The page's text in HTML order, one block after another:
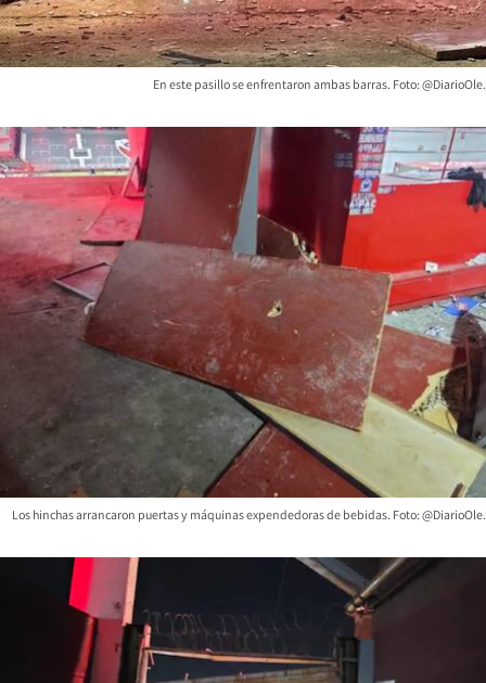
En este pasillo se enfrentaron ambas barras. Foto: @DiarioOle.
Los hinchas arrancaron puertas y máquinas expendedoras de bebidas. Foto: @DiarioOle.